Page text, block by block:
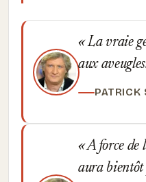
La vraie
aux
PATRICK
A force de
aura bientôt